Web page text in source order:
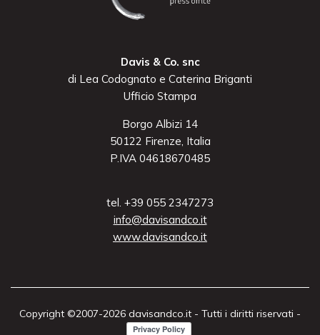
Davis & Co. snc
di Lea Codognato e Caterina Briganti
Ufficio Stampa
Borgo Albizi 14
50122 Firenze, Italia
P.IVA 04618670485
tel. +39 055 2347273
info@davisandco.it
www.davisandco.it
Copyright ©2007-2026 davisandco.it - Tutti i diritti riservati -